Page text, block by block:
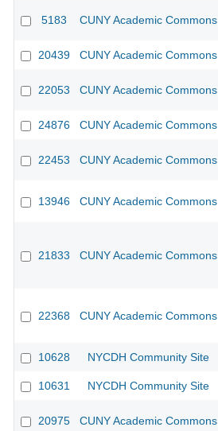
5183 CUNY Academic Commons
20439 CUNY Academic Commons
22053 CUNY Academic Commons
24876 CUNY Academic Commons
22453 CUNY Academic Commons
13946 CUNY Academic Commons
21833 CUNY Academic Commons
22368 CUNY Academic Commons
10628 NYCDH Community Site
10631 NYCDH Community Site
20975 CUNY Academic Commons